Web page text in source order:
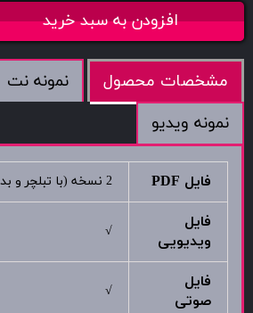
افزودن به سبد خرید
مشخصات محصول
نمونه نت
نمونه ویدیو
فایل PDF 2 نسخه (با تبلچر و بدون تبلچر)
فایل
ویدیویی
√
فایل
صوتی
√